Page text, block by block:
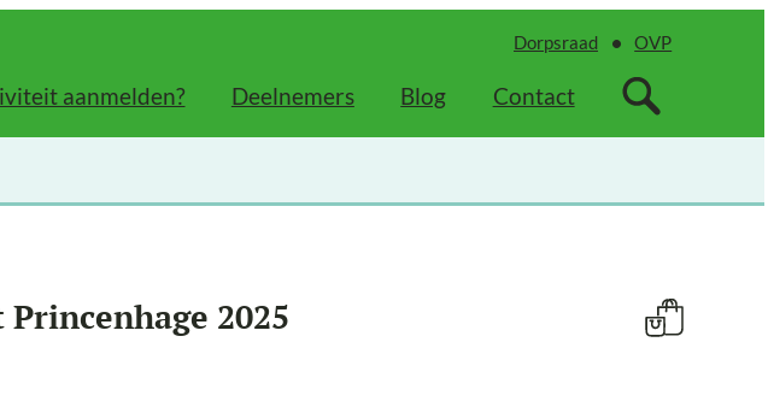
Dorpsraad OVP
aanmelden? Deelnemers Blog Contact
2025